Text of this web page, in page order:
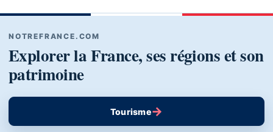
NOTREFRANCE.COM
Explorer la France, ses régions et son
patrimoine
Tourisme→